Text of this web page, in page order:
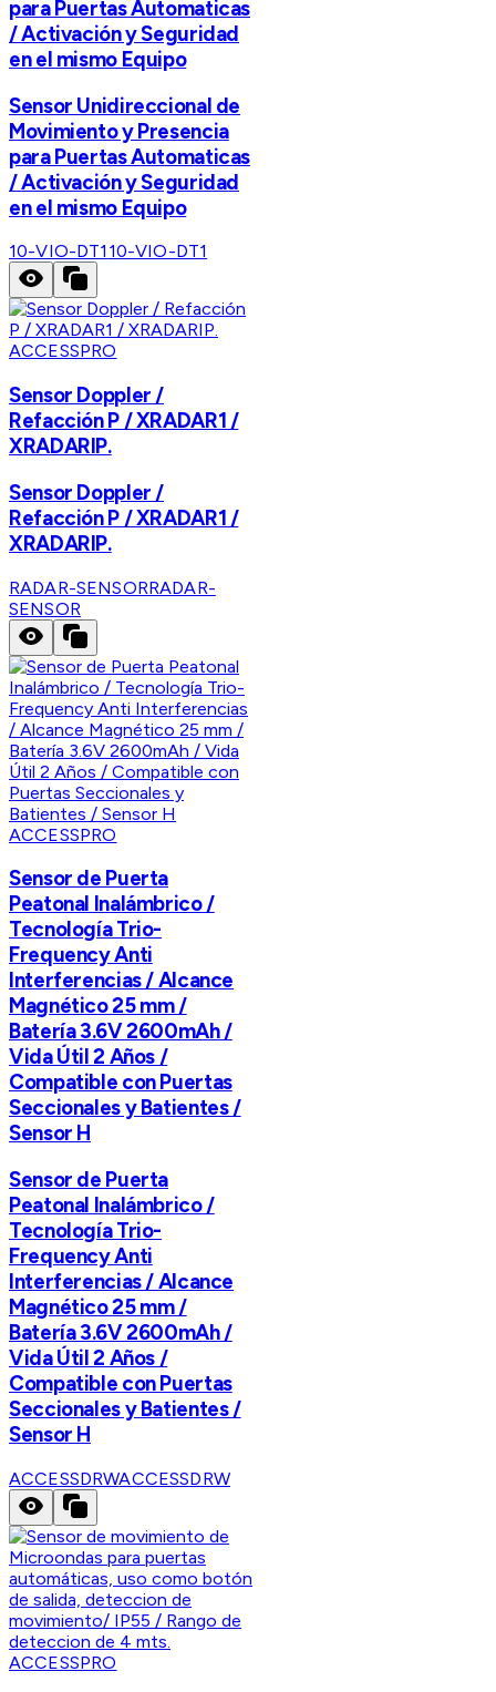
para Puertas Automaticas
/ Activación y Seguridad
en el mismo Equipo
Sensor Unidireccional de
Movimiento y Presencia
para Puertas Automaticas
/ Activación y Seguridad
en el mismo Equipo
10-VIO-DT1 10-VIO-DT1
ACCESSPRO
Sensor Doppler /
Refacción P / XRADAR1 /
XRADARIP.
Sensor Doppler /
Refacción P / XRADAR1 /
XRADARIP.
RADAR-SENSORRADAR-
SENSOR
ACCESSPRO
Sensor de Puerta
Peatonal Inalámbrico /
Tecnología Trio-
Frequency Anti
Interferencias / Alcance
Magnético 25 mm /
Batería 3.6V 2600mAh /
Vida Útil 2 Años /
Compatible con Puertas
Seccionales y Batientes /
Sensor H
Sensor de Puerta
Peatonal Inalámbrico /
Tecnología Trio-
Frequency Anti
Interferencias / Alcance
Magnético 25 mm /
Batería 3.6V 2600mAh /
Vida Útil 2 Años /
Compatible con Puertas
Seccionales y Batientes /
Sensor H
ACCESSDRWACCESSDRW
ACCESSPRO